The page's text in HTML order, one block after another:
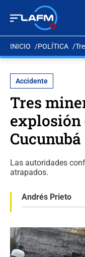
INICIO POLÍTICA
Accidente
Tres
explosión
Cucunubá
Las autoridades
atrapados.
Andrés Prieto